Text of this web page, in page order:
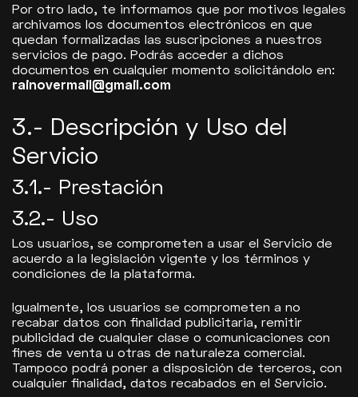
Por otro lado, te informamos que por motivos legales
archivamos los documentos electrónicos en que
quedan formalizadas las suscripciones a nuestros
servicios de pago. Podrás acceder a dichos
documentos en cualquier momento solicitándolo en:
rainovermail@gmail.com
3.- Descripción y Uso del
Servicio
3.1.- Prestación
3.2.- Uso
Los usuarios, se comprometen a usar el Servicio de
acuerdo a la legislación vigente y los términos y
condiciones de la plataforma.
Igualmente, los usuarios se comprometen a no
recabar datos con finalidad publicitaria, remitir
publicidad de cualquier clase o comunicaciones con
fines de venta u otras de naturaleza comercial.
Tampoco podrá poner a disposición de terceros, con
cualquier finalidad, datos recabados en el Servicio.